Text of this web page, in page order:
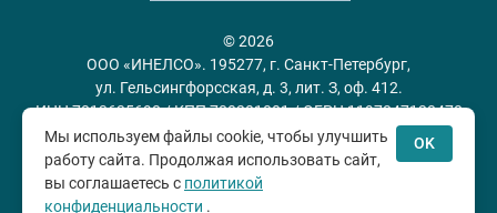
© 2026
ООО «ИНЕЛСО». 195277, г. Санкт-Петербург,
ул. Гельсингфорсская, д. 3, лит. З, оф. 412.
ИНН 7813635698 / КПП 780201001 / ОГРН 1197847128478
Политика конфиденциальности
соглашение
Мы используем файлы cookie, чтобы улучшить
работу сайта. Продолжая использовать сайт,
вы соглашаетесь с политикой
конфиденциальности .
OK